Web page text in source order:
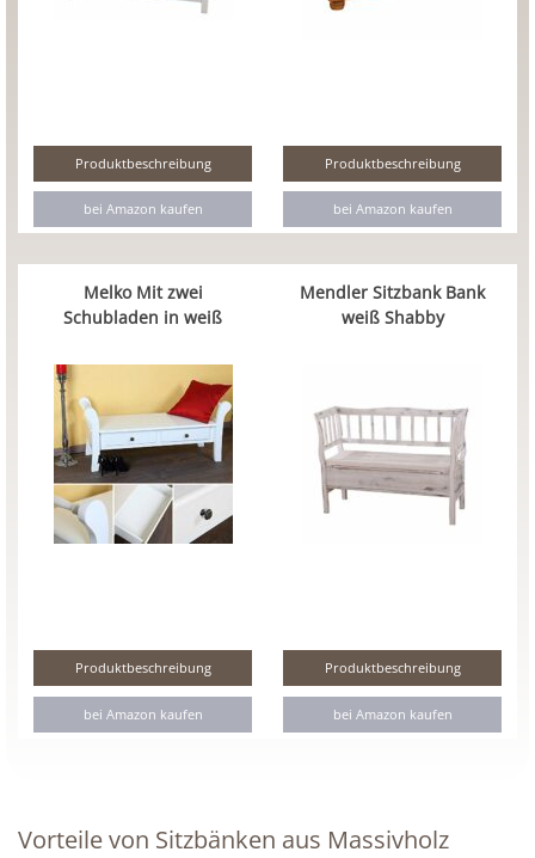
Produktbeschreibung
bei Amazon kaufen
Produktbeschreibung
bei Amazon kaufen
Melko Mit zwei
Schubladen in weiß
Produktbeschreibung
bei Amazon kaufen
Mendler Sitzbank Bank
weiß Shabby
Produktbeschreibung
bei Amazon kaufen
Vorteile von Sitzbänken aus Massivholz